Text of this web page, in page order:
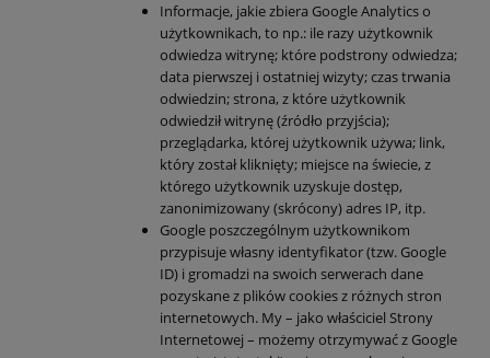
Informacje, jakie zbiera Google Analytics o
użytkownikach, to np.: ile razy użytkownik
odwiedza witrynę; które podstrony odwiedza;
data pierwszej i ostatniej wizyty; czas trwania
odwiedzin; strona, z które użytkownik
odwiedził witrynę (źródło przyjścia);
przeglądarka, której użytkownik używa; link,
który został kliknięty; miejsce na świecie, z
którego użytkownik uzyskuje dostęp,
zanonimizowany (skrócony) adres IP, itp.
Google poszczególnym użytkownikom
przypisuje własny identyfikator (tzw. Google
ID) i gromadzi na swoich serwerach dane
pozyskane z plików cookies z różnych stron
internetowych. My – jako właściciel Strony
Internetowej – możemy otrzymywać z Google